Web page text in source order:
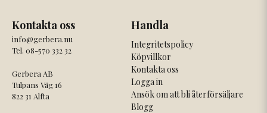
Kontakta oss
info@gerbera.nu
Tel. 08-570 332 32
Gerbera AB
Tulpans Väg 16
822 31 Alfta
Handla
Integritetspolicy
Köpvillkor
Kontakta oss
Logga in
Ansök om att bli återförsäljare
Blogg